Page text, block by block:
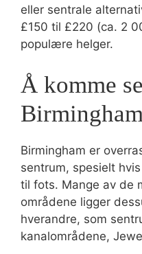
eller sentrale
£150 til £220 (ca. 2
populære helger.
Å komme
Birmingham
Birmingham er
sentrum, spesielt
til fots. Mange av de
områdene ligger
hverandre, som
kanalområdene,